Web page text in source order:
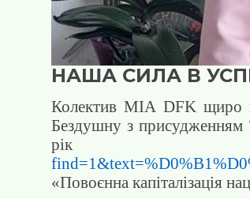
НАША СИЛА В
Колектив МІА DFKщиро
Бездушну з присудженням
«Повоєнна капіталізація